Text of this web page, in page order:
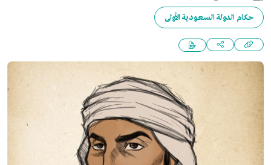
حكام الدولة السعودية الأولى